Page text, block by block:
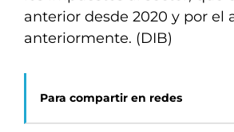
anterior desde 2020 y por el
anteriormente. (DIB)
Para compartir en redes